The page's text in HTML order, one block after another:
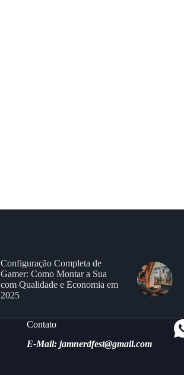
Configuração Completa de
Gamer: Como Montar a Sua
com Qualidade e Economia em
2025
Contato
E-Mail: jamnerdfest@gmail.com